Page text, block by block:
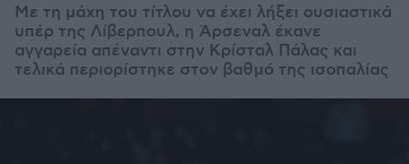
Με τη μάχη του τίτλου να έχει λήξει ουσιαστικά
υπέρ της Λίβερπουλ, η Άρσεναλ έκανε
αγγαρεία απέναντι στην Κρίσταλ Πάλας και
τελικά περιορίστηκε στον βαθμό της ισοπαλίας